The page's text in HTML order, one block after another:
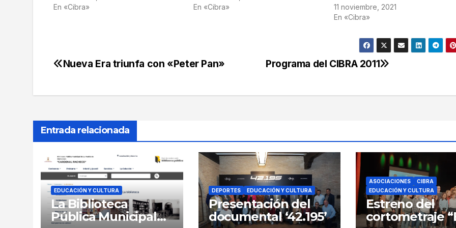
En «Cibra»
En «Cibra»
11 noviembre, 2021
En «Cibra»
Navegación
Programa del CIBRA 2011
Nueva Era triunfa con «Peter Pan»
Entrada relacionada
EDUCACIÓN Y CULTURA
La Biblioteca
Pública Municipal
DEPORTES EDUCACIÓN Y CULTURA
Presentación del
documental ‘42.195’
ASOCIACIONES
CIBRA
EDUCACIÓN Y CULTURA
Estreno del
cortometraje